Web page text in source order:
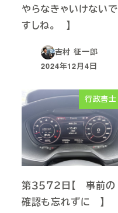
やらなきゃいけないで
すしね。 】
吉村 征一郎
投稿日
2024年12月4日
行政書士
第３５７２日【 事前の
確認も忘れずに 】